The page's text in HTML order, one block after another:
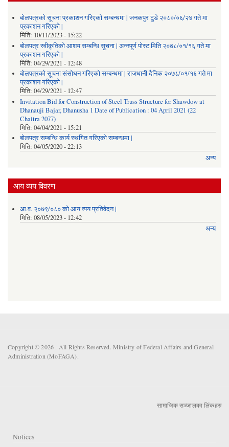
बोलपत्रको सूचना प्रकाशन गरिएको सम्बन्धमा | जनकपुर टुडे २०८०/०६/२४ गते मा
प्रकाशन गरिएको |
मिति: 10/11/2023 - 15:22
बोलपत्र स्वीकृतिको आशय सम्बन्धि सूचना | अन्नपूर्ण पोस्ट मिति २०७८/०१/१६ गते मा
प्रकाशन गरिएको |
मिति: 04/29/2021 - 12:48
बोलपत्रको सूचना संसोधन गरिएको सम्बन्धमा | राजधानी दैनिक २०७८/०१/१६ गते मा
प्रकाशन गरिएको |
मिति: 04/29/2021 - 12:47
Invitation Bid for Construction of Steel Truss Structure for Shawdow at
Dhanauji Bajar, Dhanusha 1 Date of Publication : 04 April 2021 (22
Chaitra 2077)
मिति: 04/04/2021 - 15:21
बोलपत्र सम्बन्धि कार्य स्थगित गरिएको सम्बन्धमा |
मिति: 04/05/2020 - 22:13
अन्य
आय व्यय विवरण
आ.व. २०७९/०८० को आय व्यय प्रतिवेदन |
मिति: 08/05/2023 - 12:42
अन्य
Copyright © 2026 . All Rights Reserved. Ministry of Federal Affairs and General
Administration (MoFAGA).
सामाजिक सञ्जालका लिंकहरु
Notices